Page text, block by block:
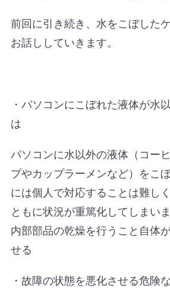
前回に引き続き、水をこぼした
お話ししていきます。
・パソコンにこぼれた液体が水
は
パソコンに水以外の液体（コー
プやカップラーメンなど）をこ
には個人で対応することは難し
ともに状況が重篤化してしまい
内部部品の乾燥を行うこと自体
せる
・故障の状態を悪化させる危険